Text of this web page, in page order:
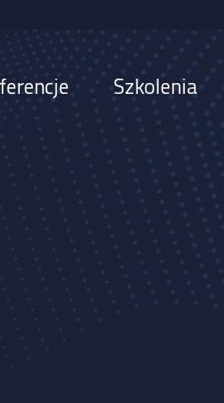
Szkolenia